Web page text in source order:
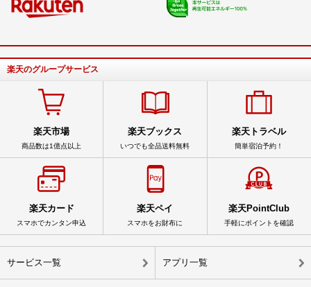
楽天のグループサービス
楽天市場
商品数は1億点以上
楽天ブックス
いつでも全品送料無料
楽天トラベル
簡単宿泊予約！
楽天カード
スマホでカンタン申込
楽天ペイ
スマホをお財布に
楽天PointClub
手軽にポイントを確認
サービス一覧 アプリ一覧